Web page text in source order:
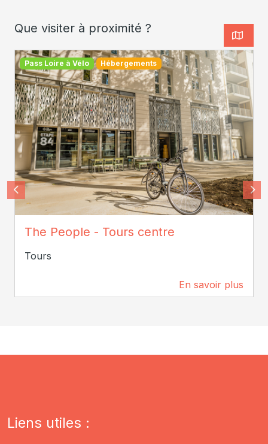
Que visiter à proximité ?
Pass Loire à Vélo Hébergements
The People - Tours centre
Tours
En savoir plus
Liens utiles :